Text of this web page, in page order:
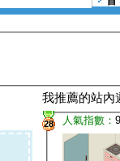
我推薦的站內
28 人氣指數：